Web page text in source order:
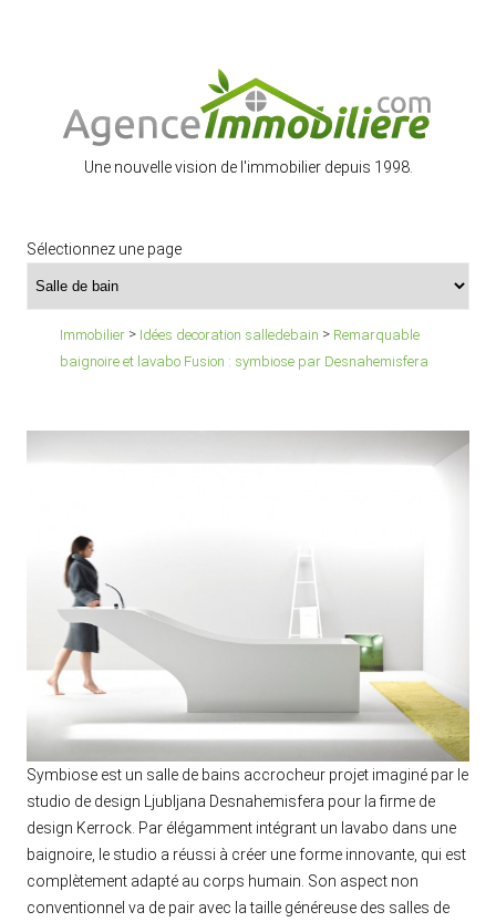
Une nouvelle vision de l'immobilier depuis 1998.
Sélectionnez une page
Immobilier > Idées decoration salledebain > Remarquable
baignoire et lavabo Fusion : symbiose par Desnahemisfera
Symbiose est un salle de bains accrocheur projet imaginé par le
studio de design Ljubljana Desnahemisfera pour la firme de
design Kerrock. Par élégamment intégrant un lavabo dans une
baignoire, le studio a réussi à créer une forme innovante, qui est
complètement adapté au corps humain. Son aspect non
conventionnel va de pair avec la taille généreuse des salles de